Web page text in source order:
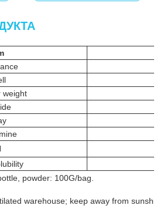
weight
powder: 100G/bag.
warehouse; keep away from